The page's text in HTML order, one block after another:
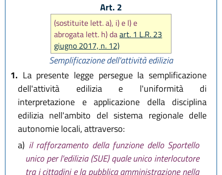
Art. 2
(sostituite lett. a), i) e l) e
abrogata lett. h) daart. 1 L.R. 23
giugno 2017, n. 12)
Semplificazione dell'attività edilizia
1. La presente legge persegue la semplificazione
dell'attività edilizia e l'uniformità di
interpretazione e applicazione della disciplina
edilizia nell'ambito del sistema regionale delle
autonomie locali, attraverso:
a) il rafforzamento della funzione dello Sportello
unico per l'edilizia (SUE) quale unico interlocutore
tra i cittadini e la pubblica amministrazione nella